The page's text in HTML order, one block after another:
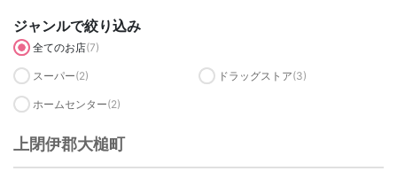
ジャンルで絞り込み
全てのお店(7)
スーパー(2) ドラッグストア(3)
ホームセンター(2)
上閉伊郡大槌町